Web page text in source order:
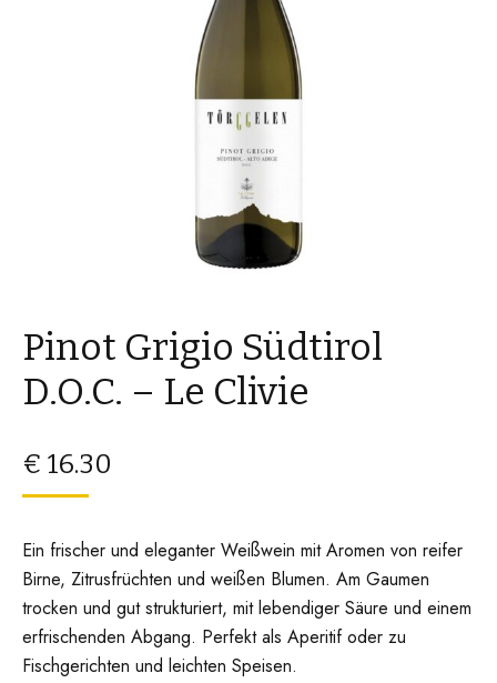
Pinot Grigio Südtirol
D.O.C. – Le Clivie
€ 16.30
Ein frischer und eleganter Weißwein mit Aromen von reifer
Birne, Zitrusfrüchten und weißen Blumen. Am Gaumen
trocken und gut strukturiert, mit lebendiger Säure und einem
erfrischenden Abgang. Perfekt als Aperitif oder zu
Fischgerichten und leichten Speisen.